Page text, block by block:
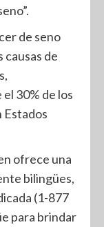
de seno
causas de
30% de los
Estados
ofrece una
bilingües,
(1-877
para brindar